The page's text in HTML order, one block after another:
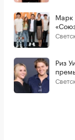
Марк
Риз